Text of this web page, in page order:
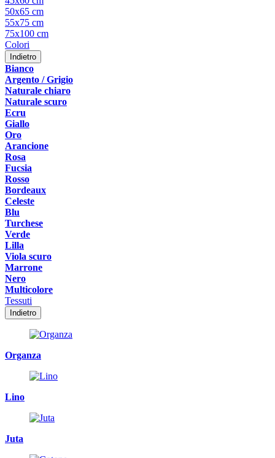
50x65 cm
55x75 cm
75x100 cm
Colori
Indietro
Bianco
Argento / Grigio
Naturale chiaro
Naturale scuro
Ecru
Giallo
Oro
Arancione
Rosa
Fucsia
Rosso
Bordeaux
Celeste
Blu
Turchese
Verde
Lilla
Viola scuro
Marrone
Nero
Multicolore
Tessuti
Indietro
Organza
Lino
Juta